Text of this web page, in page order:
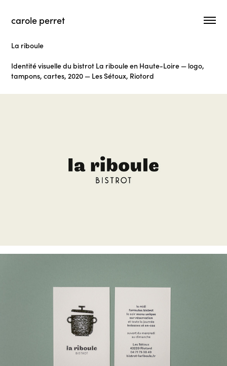
carole perret
La riboule
Identité visuelle du bistrot La riboule en Haute-Loire — logo,
tampons, cartes, 2020 — Les Sétoux, Riotord